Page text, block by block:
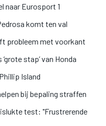
naar Eurosport 1
komt ten val
probleem met voorkant
stap’ van Honda
Island
bij bepaling straffen
test: "Frustrerende